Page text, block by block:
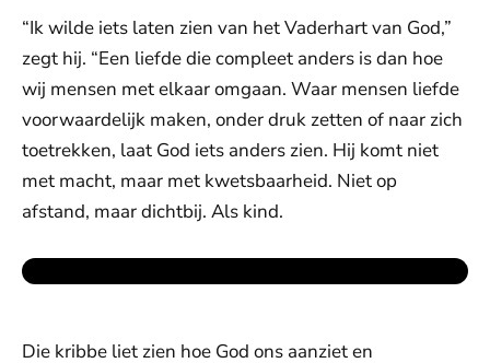
“Ik wilde iets laten zien van het Vaderhart van God,”
zegt hij. “Een liefde die compleet anders is dan hoe
wij mensen met elkaar omgaan. Waar mensen liefde
voorwaardelijk maken, onder druk zetten of naar zich
toetrekken, laat God iets anders zien. Hij komt niet
met macht, maar met kwetsbaarheid. Niet op
afstand, maar dichtbij. Als kind.
Die kribbe liet zien hoe God ons aanziet en